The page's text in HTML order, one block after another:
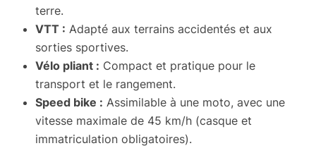
terre.
VTT : Adapté aux terrains accidentés et aux
sorties sportives.
Vélo pliant : Compact et pratique pour le
transport et le rangement.
Speed bike : Assimilable à une moto, avec une
vitesse maximale de 45 km/h (casque et
immatriculation obligatoires).